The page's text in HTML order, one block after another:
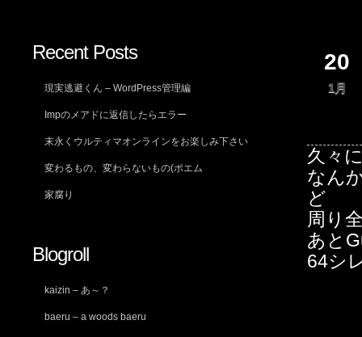
20
1月
久々
なん
ど
周り
あと
64シ
Recent Posts
現実逃避くん – WordPress管理編
Impのメアドに返信したらエラー
末永くウルティマオンラインをお楽しみ下さい
変わるもの、変わらないもの(ポエム
家腐り
Blogroll
kaizin – あ～？
baeru – a woods baeru